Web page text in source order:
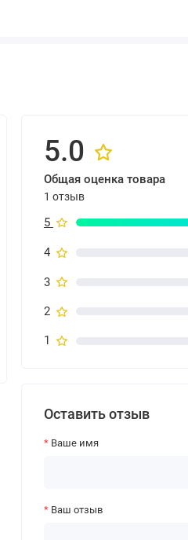
5.0
Общая оценка товара
1 отзыв
5
4
3
2
1
Оставить отзыв
Ваше имя
Ваш отзыв